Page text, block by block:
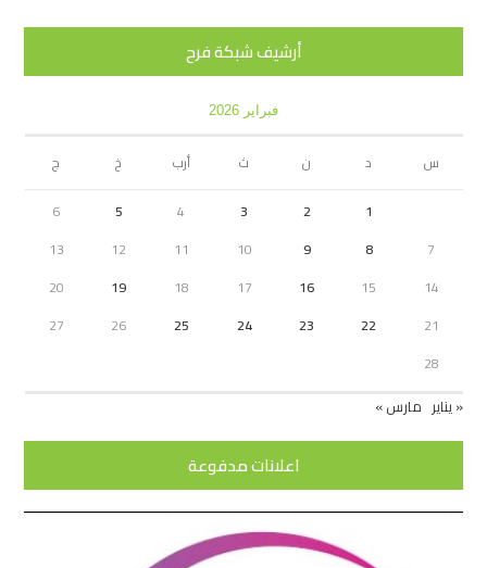
أرشيف شبكة فرح
فبراير 2026
س د ن ث أرب خ
ج
1
2
3
4
5
6
7
8
9
10
11
12
13
14
15
16
17
18
19
20
21
22
23
24
25
26
27
28
« يناير مارس »
اعلانات مدفوعة